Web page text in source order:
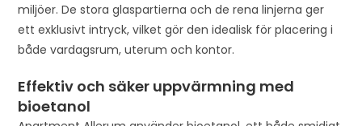
miljöer. De stora glaspartierna och de rena linjerna ger
ett exklusivt intryck, vilket gör den idealisk för placering i
både vardagsrum, uterum och kontor.
Effektiv och säker uppvärmning med
bioetanol